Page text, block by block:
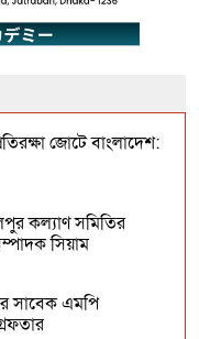
জোটে বাংলাদেশ:
কল্যাণ সমিতির
সিয়াম
সাবেক এমপি